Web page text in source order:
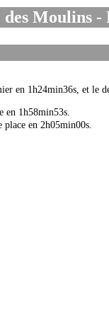
des Moulins -
en 1h24min36s, et le
en 1h58min53s.
place en 2h05min00s.